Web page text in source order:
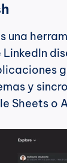
una
y
Sheets o